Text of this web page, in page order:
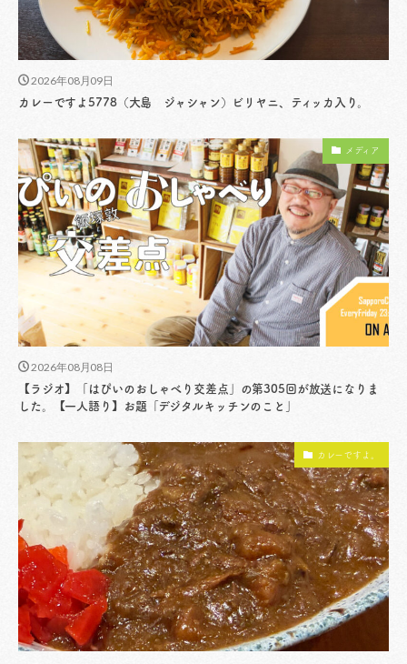
2026年08月09日
カレーですよ5778（大島 ジャシャン）ビリヤニ、ティッカ入り。
メディア
2026年08月08日
【ラジオ】「はぴいのおしゃべり交差点」の第305回が放送になりま
した。【一人語り】お題「デジタルキッチンのこと」
カレーですよ。